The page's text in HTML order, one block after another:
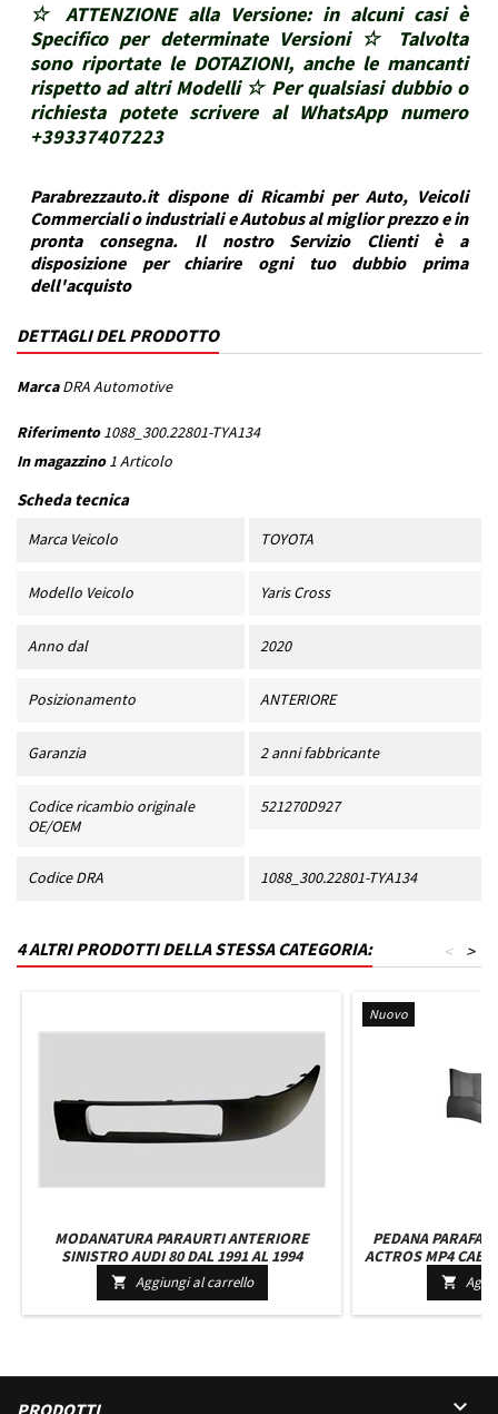
☆ ATTENZIONE alla Versione: in alcuni casi è
Specifico per determinate Versioni ☆ Talvolta
sono riportate le DOTAZIONI, anche le mancanti
rispetto ad altri Modelli ☆ Per qualsiasi dubbio o
richiesta potete scrivere al WhatsApp numero
+39337407223
Parabrezzauto.it dispone di Ricambi per Auto, Veicoli
Commerciali o industriali e Autobus al miglior prezzo e in
pronta consegna. Il nostro Servizio Clienti è a
disposizione per chiarire ogni tuo dubbio prima
dell'acquisto
DETTAGLI DEL PRODOTTO
Marca DRA Automotive
Riferimento 1088_300.22801-TYA134
In magazzino 1 Articolo
Scheda tecnica
Marca Veicolo TOYOTA
Modello Veicolo Yaris Cross
Anno dal 2020
Posizionamento ANTERIORE
Garanzia 2 anni fabbricante
Codice ricambio originale
OE/OEM
521270D927
Codice DRA 1088_300.22801-TYA134
4 ALTRI PRODOTTI DELLA STESSA CATEGORIA: >
<
MODANATURA PARAURTI ANTERIORE
SINISTRO AUDI 80 DAL 1991 AL 1994
 Aggiungi al carrello
Nuovo
PEDANA
ACTROS MP4
-

